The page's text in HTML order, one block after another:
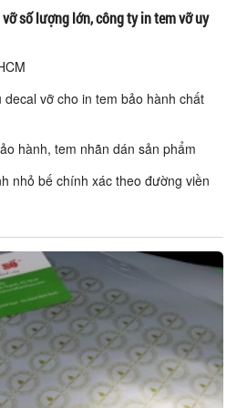
số lượng lớn, công ty in tem vỡ uy
vỡ cho in tem bảo hành chất
hành, tem nhãn dán sản phẩm
nhỏ bế chính xác theo đường viền